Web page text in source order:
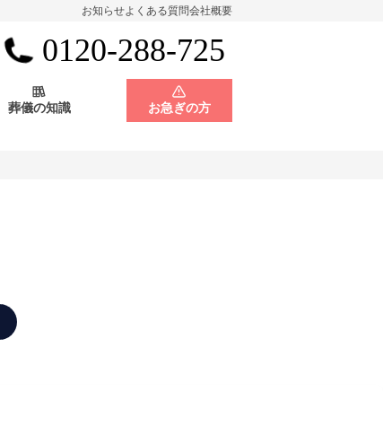
お知らせよくある質問会社概要
0120-288-725
葬儀の知識 お急ぎの方
会員制度
神奈川県